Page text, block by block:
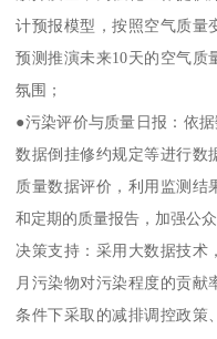
计预报模型，按照空气质量
预测推演未来10天的空气质
氛围；
●污染评价与质量日报：依
数据倒挂修约规定等进行数
质量数据评价，利用监测结
和定期的质量报告，加强公众
决策支持：采用大数据技术
月污染物对污染程度的贡献
条件下采取的减排调控政策